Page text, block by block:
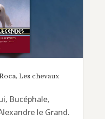
Les chevaux
Bucéphale,
le Grand.